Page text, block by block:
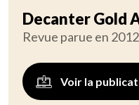
Decanter Gold
Revue parue en 2012
Voir la